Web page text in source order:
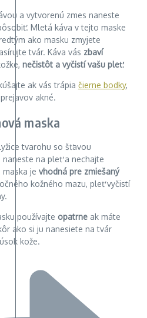
a vytvorenú zmes naneste
Mletá káva v tejto maske
ako masku zmyjete
tvár. Káva vás zbaví
nečistôt a vyčistí vašu pleť.
ak vás trápia čierne bodky,
akné.
maska
tvarohu so šťavou
na pleť a nechajte
je vhodná pre zmiešaný
kožného mazu, pleť vyčistí
používajte opatrne ak máte
ako si ju nanesiete na tvár
kože.